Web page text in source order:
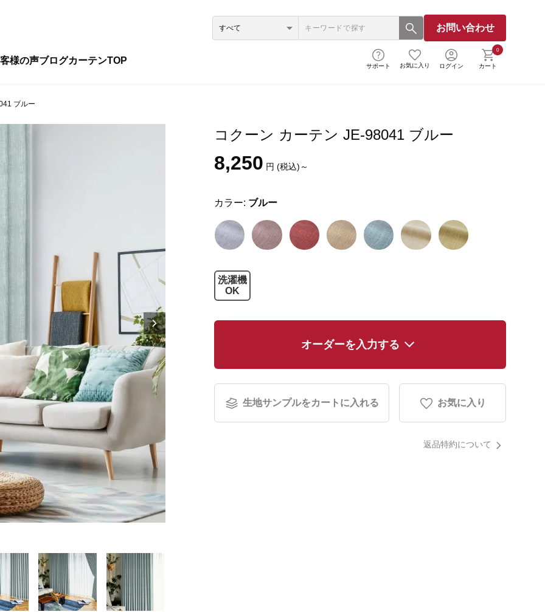
お問い合わせ
様の声ブログカーテンTOP
サポート お気に入り ログイン
0
カート
ブルー
コクーン カーテン JE-98041 ブルー
8,250 円 (税込)～
カラー: ブルー
洗濯機
OK
オーダーを入力する
生地サンプルをカートに入れる お気に入り
返品特約について